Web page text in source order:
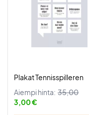
Plakat Tennisspilleren
Aiempi hinta: 35,00
3,00 €